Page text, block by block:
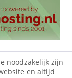
noodzakelijk zijn
en altijd